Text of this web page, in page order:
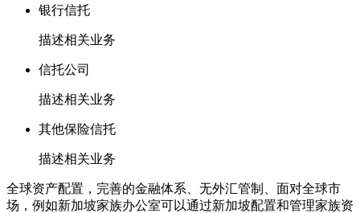
银行信托
描述相关业务
信托公司
描述相关业务
其他保险信托
描述相关业务
全球资产配置，完善的金融体系、无外汇管制、面对全球市
场，例如新加坡家族办公室可以通过新加坡配置和管理家族资